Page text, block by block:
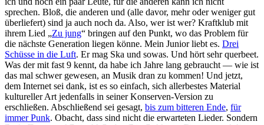
sprechen. Bloß, die anderen und (alle davor, mehr oder weniger gut
überliefert) sind ja auch noch da. Also, wer ist wer? Kraftklub mit
ihrem Lied „Zu jung“ bringen auf den Punkt, wo das Problem für
die nächste Generation liegen könne. Mein Junior liebt es. Drei
Schüsse in die Luft. Er mag Ska und sowas. Und hört sehr querbeet.
Was der mit fast 9 kennt, da habe ich Jahre lang gebraucht — wie ist
das mal schwer gewesen, an Musik dran zu kommen! Und jetzt,
dem Internet sei dank, ist es so einfach, sich allerbestes Material
kultureller Art jedenfalls in seiner Konserven-Version zu
erschließen. Abschließend sei gesagt, bis zum bitteren Ende, für
immer Punk. Obacht, dass sind nicht die erwarteten Lieder. Sondern